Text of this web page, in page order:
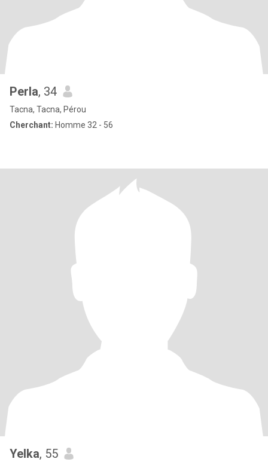
Perla, 34
Tacna, Tacna, Pérou
Cherchant: Homme 32 - 56
Yelka, 55